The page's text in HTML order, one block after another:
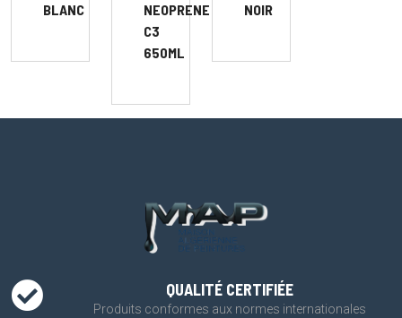
BLANC
NEOPRENE
C3
650ML
NOIR
QUALITÉ CERTIFIÉE
Produits conformes aux normes internationales